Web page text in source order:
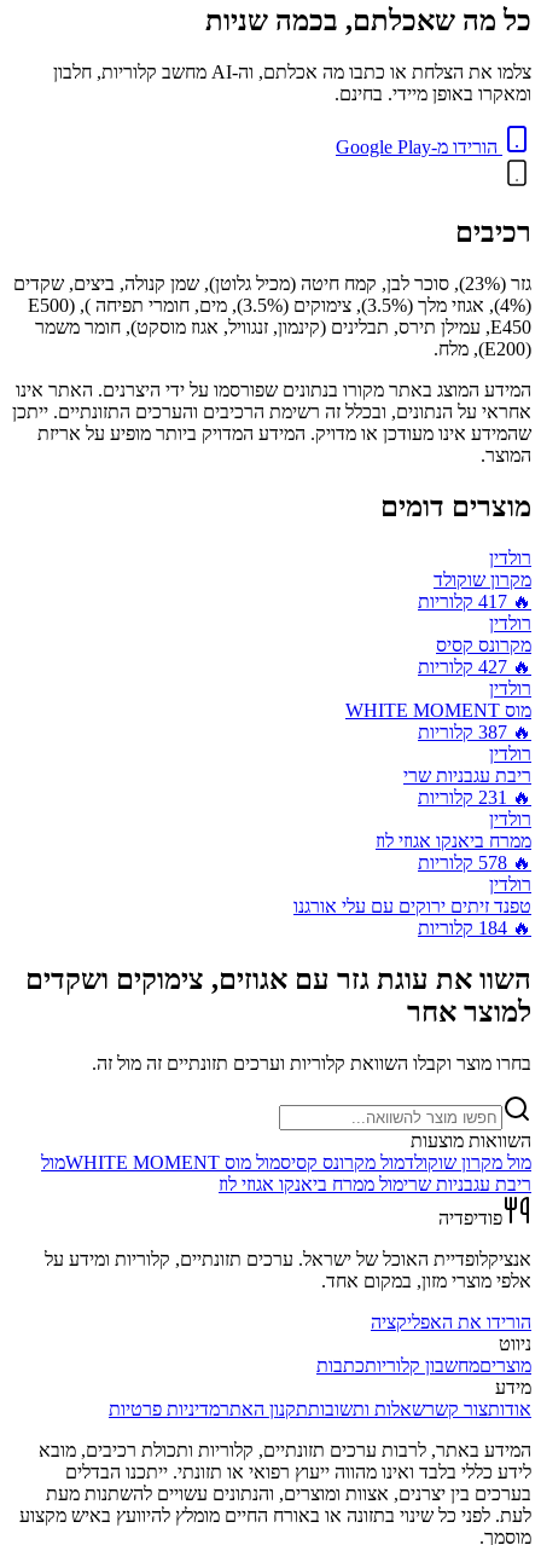
כל מה שאכלתם, בכמה שניות
צלמו את הצלחת או כתבו מה אכלתם, וה-AI מחשב קלוריות, חלבון
ומאקרו באופן מיידי. בחינם.
הורידו מ-Google Play
רכיבים
גזר (23%), סוכר לבן, קמח חיטה (מכיל גלוטן), שמן קנולה, ביצים, שקדים
(4%), אגוזי מלך (3.5%), צימוקים (3.5%), מים, חומרי תפיחה E500) ,(
E450, עמילן תירס, תבלינים (קינמון, זנגוויל, אגוז מוסקט), חומר משמר
(E200), מלח.
המידע המוצג באתר מקורו בנתונים שפורסמו על ידי היצרנים. האתר אינו
אחראי על הנתונים, ובכלל זה רשימת הרכיבים והערכים התזונתיים. ייתכן
שהמידע אינו מעודכן או מדויק. המידע המדויק ביותר מופיע על אריזת
המוצר.
מוצרים דומים
רולדין
מקרון שוקולד
🔥
417 קלוריות
רולדין
מקרונס קסיס
🔥
427 קלוריות
רולדין
מוס WHITE MOMENT
🔥
387 קלוריות
רולדין
ריבת עגבניות שרי
🔥
231 קלוריות
רולדין
ממרח ביאנקו אגוזי לוז
🔥
578 קלוריות
רולדין
טפנד זיתים ירוקים עם עלי אורגנו
🔥
184 קלוריות
השוו את עוגת גזר עם אגוזים, צימוקים ושקדים
למוצר אחר
בחרו מוצר וקבלו השוואת קלוריות וערכים תזונתיים זה מול זה.
השוואות מוצעות
מול מקרון שוקולדמול מקרונס קסיסמול מוס WHITE MOMENT
מול
ריבת עגבניות שרימול ממרח ביאנקו אגוזי לוז
פודיפדיה
אנציקלופדיית האוכל של ישראל. ערכים תזונתיים, קלוריות ומידע על
אלפי מוצרי מזון, במקום אחד.
הורידו את האפליקציה
ניווט
מוצריםמחשבון קלוריותכתבות
מידע
אודותצור קשרשאלות ותשובותתקנון האתרמדיניות פרטיות
המידע באתר, לרבות ערכים תזונתיים, קלוריות ותכולת רכיבים, מובא
לידע כללי בלבד ואינו מהווה ייעוץ רפואי או תזונתי. ייתכנו הבדלים
בערכים בין יצרנים, אצוות ומוצרים, והנתונים עשויים להשתנות מעת
לעת. לפני כל שינוי בתזונה או באורח החיים מומלץ להיוועץ באיש מקצוע
מוסמך.